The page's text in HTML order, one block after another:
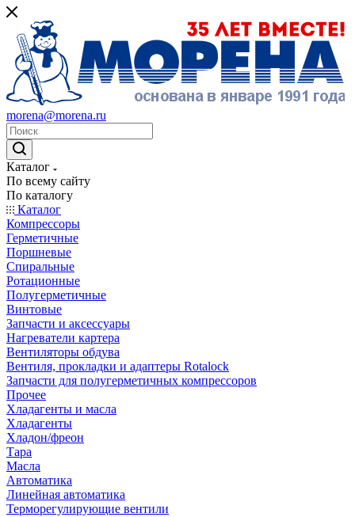
morena@morena.ru
Каталог
По всему сайту
По каталогу
Каталог
Компрессоры
Герметичные
Поршневые
Спиральные
Ротационные
Полугерметичные
Винтовые
Запчасти и аксессуары
Нагреватели картера
Вентиляторы обдува
Вентиля, прокладки и адаптеры Rotalock
Запчасти для полугерметичных компрессоров
Прочее
Хладагенты и масла
Хладагенты
Хладон/фреон
Тара
Масла
Автоматика
Линейная автоматика
Терморегулирующие вентили